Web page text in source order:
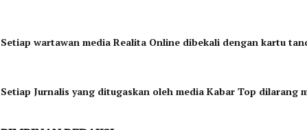
Setiap wartawan media Realita Online dibekali dengan kartu
Setiap Jurnalis yang ditugaskan oleh media Kabar Top dilarang